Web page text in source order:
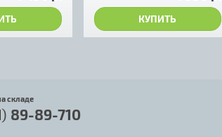
КУПИТЬ
складе
89-89-710